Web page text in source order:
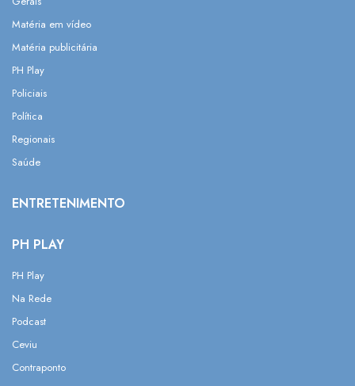
Matéria em vídeo
Matéria publicitária
PH Play
Policiais
Política
Regionais
Saúde
ENTRETENIMENTO
PH PLAY
PH Play
Na Rede
Podcast
Ceviu
Contraponto